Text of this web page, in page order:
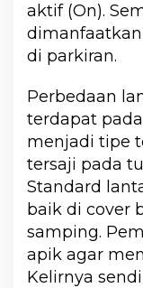
aktif (On).
di parkiran.
Perbedaan
terdapat
menjadi tipe
tersaji pada
Standard
baik di cover
samping.
apik agar
Kelirnya